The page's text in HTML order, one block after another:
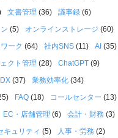
文書管理 (36) 議事録 (6)
(5) オンラインストレージ (60)
ーク (64) 社内SNS (11) AI (35)
クト管理 (28) ChatGPT (9)
DX (37) 業務効率化 (34)
FAQ (18) コールセンター (13)
EC・店舗管理 (6) 会計・財務 (3)
キュリティ (5) 人事・労務 (2)